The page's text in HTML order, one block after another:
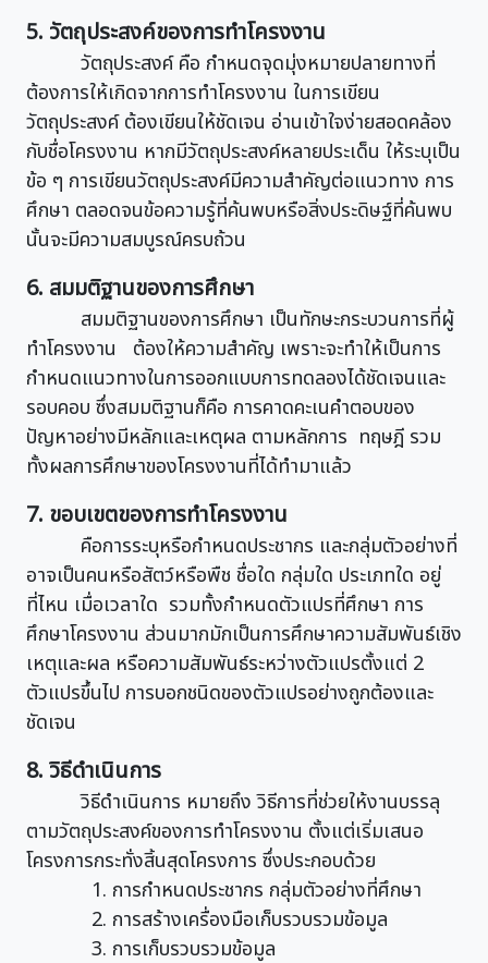
5. วัตถุประสงค์ของการทำโครงงาน
วัตถุประสงค์ คือ กำหนดจุดมุ่งหมายปลายทางที่
ต้องการให้เกิดจากการทำโครงงาน ในการเขียน
วัตถุประสงค์ ต้องเขียนให้ชัดเจน อ่านเข้าใจง่ายสอดคล้อง
กับชื่อโครงงาน หากมีวัตถุประสงค์หลายประเด็น ให้ระบุเป็น
ข้อ ๆ การเขียนวัตถุประสงค์มีความสำคัญต่อแนวทาง การ
ศึกษา ตลอดจนข้อความรู้ที่ค้นพบหรือสิ่งประดิษฐ์ที่ค้นพบ
นั้นจะมีความสมบูรณ์ครบถ้วน
6. สมมติฐานของการศึกษา
สมมติฐานของการศึกษา เป็นทักษะกระบวนการที่ผู้
ทำโครงงาน ต้องให้ความสำคัญ เพราะจะทำให้เป็นการ
กำหนดแนวทางในการออกแบบการทดลองได้ชัดเจนและ
รอบคอบ ซึ่งสมมติฐานก็คือ การคาดคะเนคำตอบของ
ปัญหาอย่างมีหลักและเหตุผล ตามหลักการ ทฤษฎี รวม
ทั้งผลการศึกษาของโครงงานที่ได้ทำมาแล้ว
7. ขอบเขตของการทำโครงงาน
คือการระบุหรือกำหนดประชากร และกลุ่มตัวอย่างที่
อาจเป็นคนหรือสัตว์หรือพืช ชื่อใด กลุ่มใด ประเภทใด อยู่
ที่ไหน เมื่อเวลาใด รวมทั้งกำหนดตัวแปรที่ศึกษา การ
ศึกษาโครงงาน ส่วนมากมักเป็นการศึกษาความสัมพันธ์เชิง
เหตุและผล หรือความสัมพันธ์ระหว่างตัวแปรตั้งแต่ 2
ตัวแปรขึ้นไป การบอกชนิดของตัวแปรอย่างถูกต้องและ
ชัดเจน
8. วิธีดำเนินการ
วิธีดำเนินการ หมายถึง วิธีการที่ช่วยให้งานบรรลุ
ตามวัตถุประสงค์ของการทำโครงงาน ตั้งแต่เริ่มเสนอ
โครงการกระทั่งสิ้นสุดโครงการ ซึ่งประกอบด้วย
1. การกำหนดประชากร กลุ่มตัวอย่างที่ศึกษา
2. การสร้างเครื่องมือเก็บรวบรวมข้อมูล
3. การเก็บรวบรวมข้อมูล